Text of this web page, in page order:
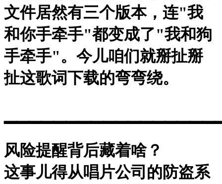
文件居然有三个版本，连"我
和你手牵手"都变成了"我和狗
手牵手"。今儿咱们就掰扯掰
扯这歌词下载的弯弯绕。
风险提醒背后藏着啥？
这事儿得从唱片公司的防盗系